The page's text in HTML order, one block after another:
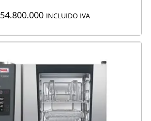
54.800.000 INCLUIDO IVA